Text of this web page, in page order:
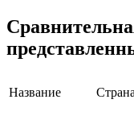
Название Страна